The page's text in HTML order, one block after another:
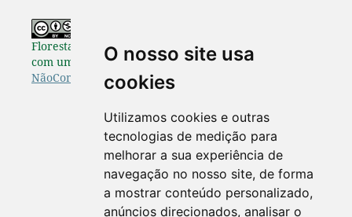
O nosso site usa
cookies
Utilizamos cookies e outras
tecnologias de medição para
melhorar a sua experiência de
navegação no nosso site, de forma
a mostrar conteúdo personalizado,
anúncios direcionados, analisar o
Florestal Brasileira estão disponibilizados de acordo
com uma LicençaCreative Commons Atribuição-
NãoComercial-SemDerivações 4.0 Internacional